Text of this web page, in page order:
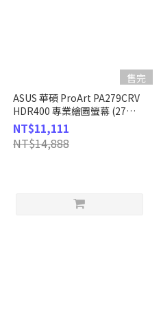
售完
ASUS 華碩 ProArt PA279CRV
HDR400 專業繪圖螢幕 (27
型/4K/HDMI/DP/IPS/Type-C)
NT$11,111
NT$14,888